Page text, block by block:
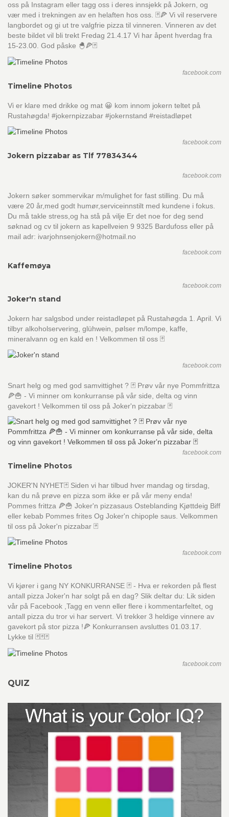
oss på Instagram eller tagg oss i deres innsjekk på Jokern, og
vær med i trekningen av en helaften hos oss. 🃏🍕 Vi vil reservere
langbordet og gi ut tre valgfrie pizza til vinneren. Vinneren av det
beste bildet vil bli trekt Fredag 21.4.17 Vi har åpent hverdag fra
15-23.00. God påske 🐣🍕🃏
facebook.com
Timeline Photos
Vi er klare med drikke og mat 😀 kom innom jokern teltet på
Rustahøgda! #jokernpizzabar #jokernstand #reistadløpet
facebook.com
Jokern pizzabar as Tlf 77834344
facebook.com
Jokern søker sommervikar m/mulighet for fast stilling. Du må
være 20 år,med godt humør,serviceinnstilt med kundene i fokus.
Du må takle stress,og ha stå på vilje Er det noe for deg send
søknad og cv til jokern as kapellveien 9 9325 Bardufoss eller på
mail adr: ivarjohnsenjokern@hotmail.no
facebook.com
Kaffemøya
facebook.com
Joker'n stand
Jokern har salgsbod under reistadløpet på Rustahøgda 1. April. Vi
tilbyr alkoholservering, glühwein, pølser m/lompe, kaffe,
mineralvann og en kald en ! Velkommen til oss 🃏
facebook.com
Snart helg og med god samvittighet ? 🃏 Prøv vår nye Pommfrittza
🍕🍟 - Vi minner om konkurranse på vår side, delta og vinn
gavekort ! Velkommen til oss på Joker'n pizzabar 🃏
facebook.com
Timeline Photos
JOKER'N NYHET🃏 Siden vi har tilbud hver mandag og tirsdag,
kan du nå prøve en pizza som ikke er på vår meny enda!
Pommes frittza 🍕🍟 Joker'n pizzasaus Osteblanding Kjøttdeig Biff
eller kebab Pommes frites Og Joker'n chipople saus. Velkommen
til oss på Joker'n pizzabar 🃏
facebook.com
Timeline Photos
Vi kjører i gang NY KONKURRANSE 🃏 - Hva er rekorden på flest
antall pizza Joker'n har solgt på en dag? Slik deltar du: Lik siden
vår på Facebook ,Tagg en venn eller flere i kommentarfeltet, og
antall pizza du tror vi har servert. Vi trekker 3 heldige vinnere av
gavekort på stor pizza !🍕 Konkurransen avsluttes 01.03.17.
Lykke til 🃏🃏🃏
facebook.com
QUIZ